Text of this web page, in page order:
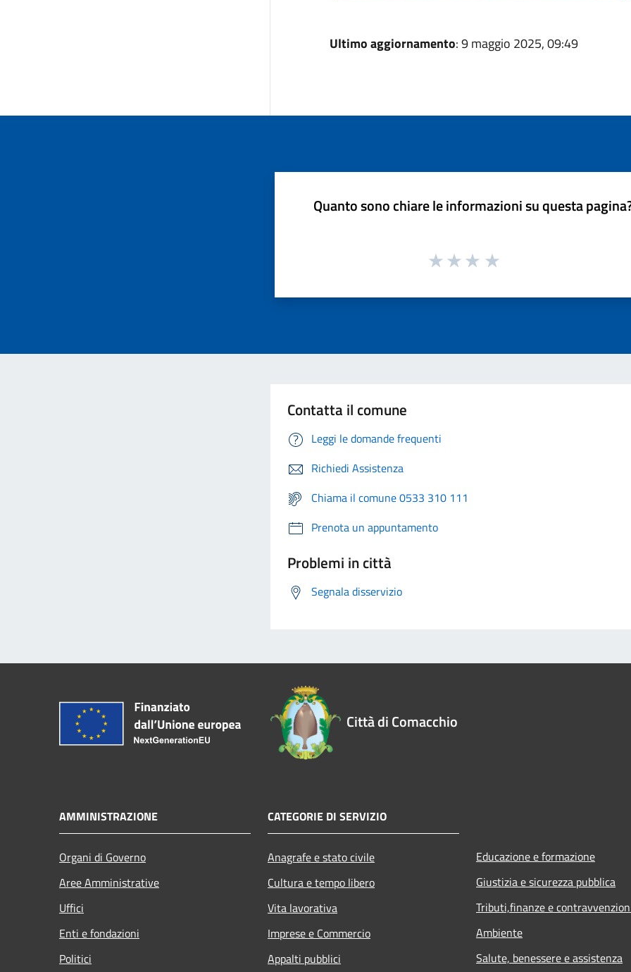
Ultimo aggiornamento: 9 maggio 2025, 09:49
Quanto sono chiare le informazioni su questa
Contatta il comune
Leggi le domande frequenti
Richiedi Assistenza
Chiama il comune 0533 310 111
Prenota un appuntamento
Problemi in città
Segnala disservizio
Città di Comacchio
AMMINISTRAZIONE
Organi di Governo
Aree Amministrative
Uffici
Enti e fondazioni
Politici
CATEGORIE DI SERVIZIO
Anagrafe e stato civile
Cultura e tempo libero
Vita lavorativa
Imprese e Commercio
Appalti pubblici
Educazione e formazione
Giustizia e sicurezza pubblica
Tributi,finanze e
Ambiente
Salute, benessere e assistenza